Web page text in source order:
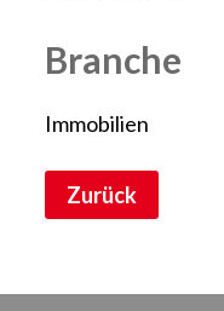
Branche
Immobilien
Zurück